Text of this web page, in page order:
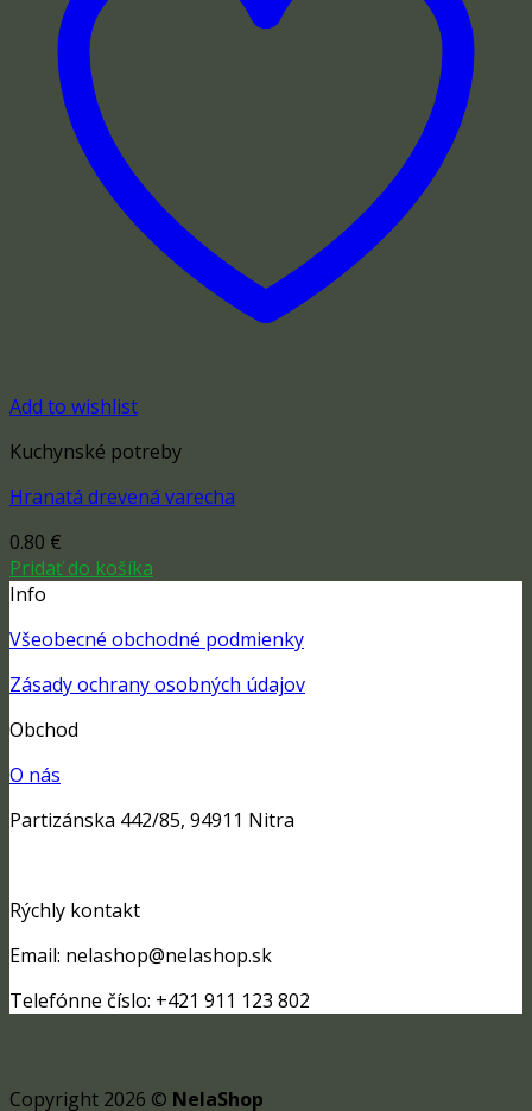
Add to wishlist
Kuchynské potreby
Hranatá drevená varecha
0.80 €
Pridať do košíka
Info
Všeobecné obchodné podmienky
Zásady ochrany osobných údajov
Obchod
O nás
Partizánska 442/85, 94911 Nitra
Rýchly kontakt
Email: nelashop@nelashop.sk
Telefónne číslo: +421 911 123 802
Copyright 2026 © NelaShop